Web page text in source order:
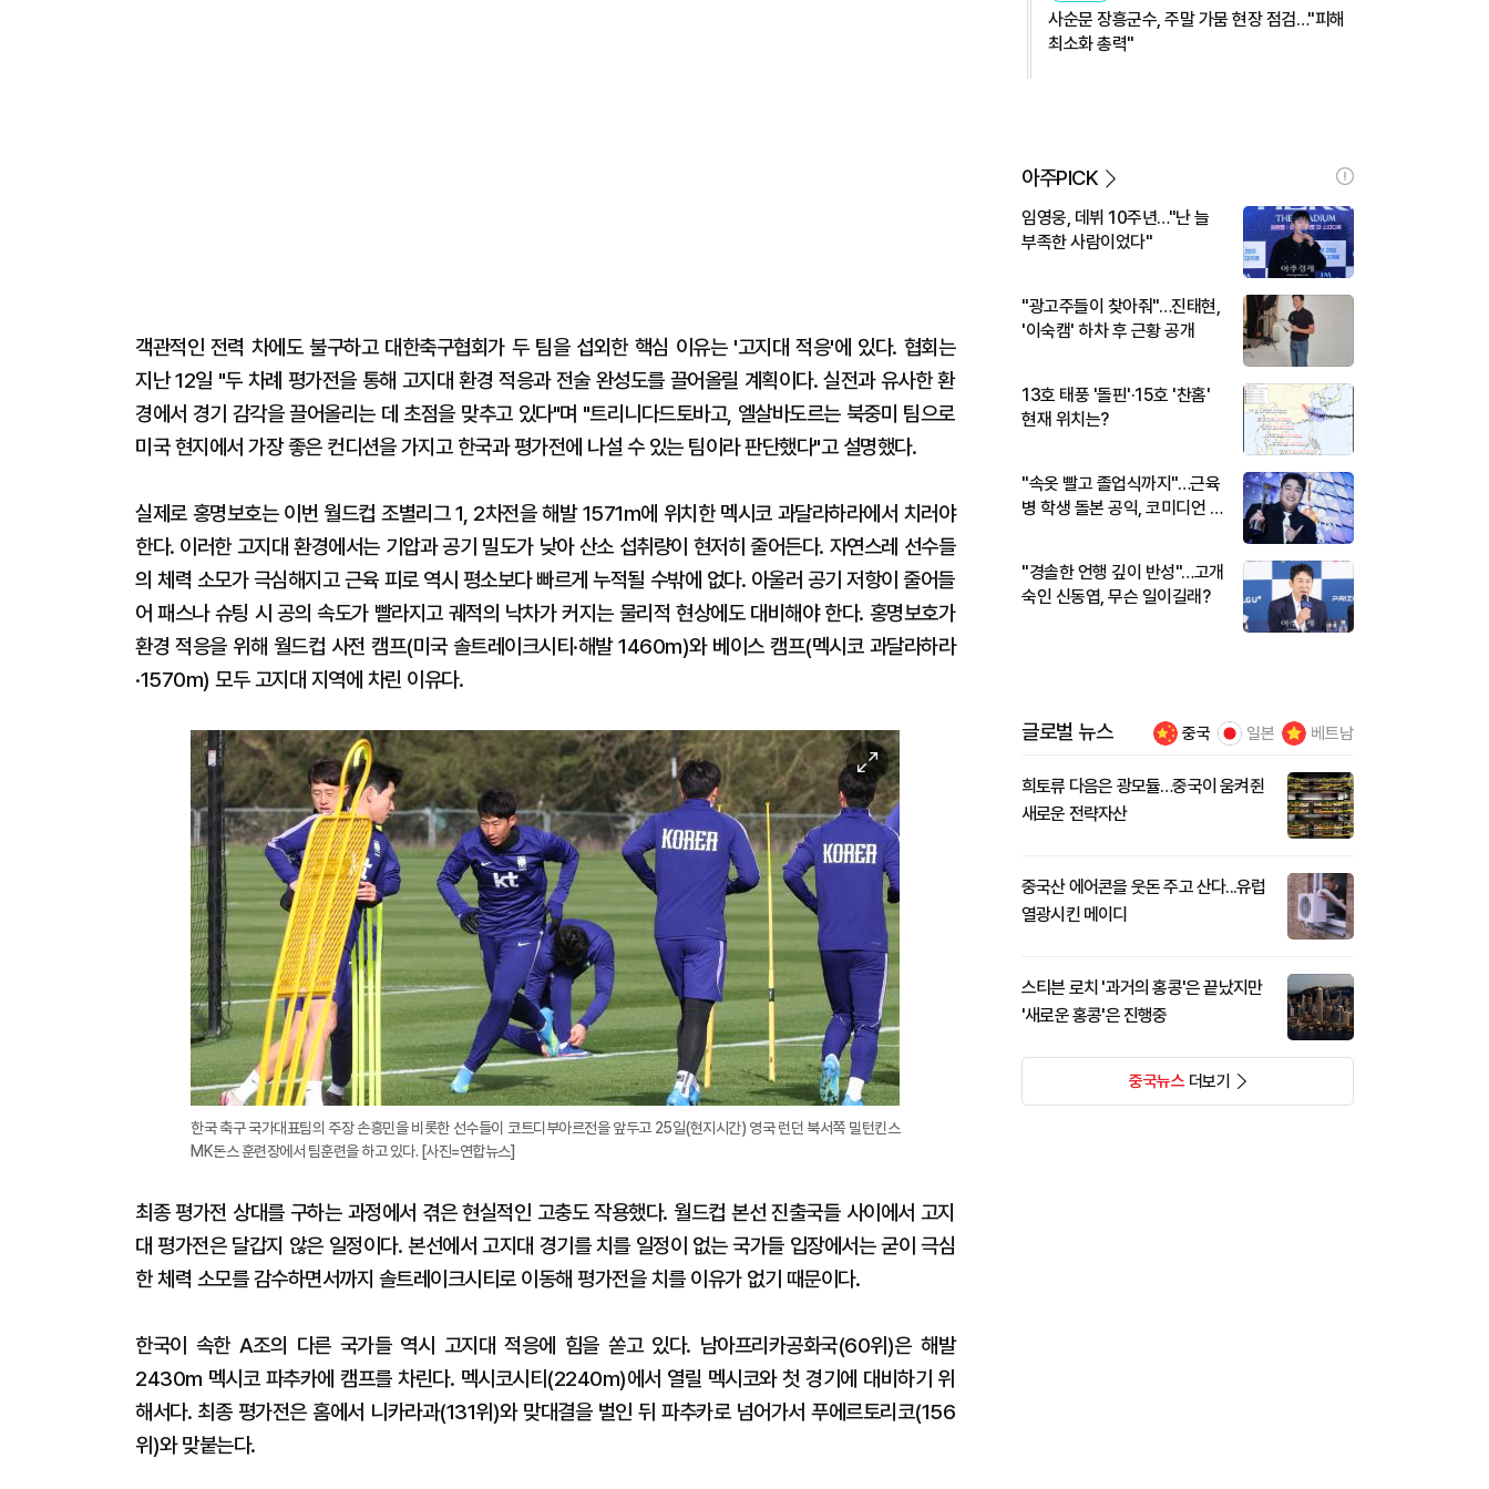
객관적인 전력 차에도 불구하고 대한축구협회가 두 팀을 섭외한 핵심 이유는 '고지대 적응'에 있다. 협회는
지난 12일 "두 차례 평가전을 통해 고지대 환경 적응과 전술 완성도를 끌어올릴 계획이다. 실전과 유사한 환
경에서 경기 감각을 끌어올리는 데 초점을 맞추고 있다"며 "트리니다드토바고, 엘살바도르는 북중미 팀으로
미국 현지에서 가장 좋은 컨디션을 가지고 한국과 평가전에 나설 수 있는 팀이라 판단했다"고 설명했다.
실제로 홍명보호는 이번 월드컵 조별리그 1, 2차전을 해발 1571m에 위치한 멕시코 과달라하라에서 치러야
한다. 이러한 고지대 환경에서는 기압과 공기 밀도가 낮아 산소 섭취량이 현저히 줄어든다. 자연스레 선수들
의 체력 소모가 극심해지고 근육 피로 역시 평소보다 빠르게 누적될 수밖에 없다. 아울러 공기 저항이 줄어들
어 패스나 슈팅 시 공의 속도가 빨라지고 궤적의 낙차가 커지는 물리적 현상에도 대비해야 한다. 홍명보호가
환경 적응을 위해 월드컵 사전 캠프(미국 솔트레이크시티·해발 1460m)와 베이스 캠프(멕시코 과달라하라
·1570m) 모두 고지대 지역에 차린 이유다.
이
미
지
확
한국 축구 국가대표팀의 주장 손흥민을 비롯한 선수들이 코트디부아르전을 앞두고 25일(현지시간) 영국 런던 북서쪽 밀턴킨스
MK돈스 훈련장에서 팀훈련을 하고 있다. [사진=연합뉴스]
최종 평가전 상대를 구하는 과정에서 겪은 현실적인 고충도 작용했다. 월드컵 본선 진출국들 사이에서 고지
대 평가전은 달갑지 않은 일정이다. 본선에서 고지대 경기를 치를 일정이 없는 국가들 입장에서는 굳이 극심
한 체력 소모를 감수하면서까지 솔트레이크시티로 이동해 평가전을 치를 이유가 없기 때문이다.
한국이 속한 A조의 다른 국가들 역시 고지대 적응에 힘을 쏟고 있다. 남아프리카공화국(60위)은 해발
2430m 멕시코 파추카에 캠프를 차린다. 멕시코시티(2240m)에서 열릴 멕시코와 첫 경기에 대비하기 위
해서다. 최종 평가전은 홈에서 니카라과(131위)와 맞대결을 벌인 뒤 파추카로 넘어가서 푸에르토리코(156
위)와 맞붙는다.
사순문 장흥군수, 주말 가뭄 현장 점검…"피해
최소화 총력"
아주PICK
임영웅, 데뷔 10주년…"난 늘
부족한 사람이었다"
"광고주들이 찾아줘"…진태현,
'이숙캠' 하차 후 근황 공개
13호 태풍 '돌핀'·15호 '찬홈'
현재 위치는?
"속옷 빨고 졸업식까지"…근육
병 학생 돌본 공익, 코미디언 김
"경솔한 언행 깊이 반성"…고개
숙인 신동엽, 무슨 일이길래?
글로벌 뉴스 중국 일본 베트남
희토류 다음은 광모듈…중국이 움켜쥔
새로운 전략자산
중국산 에어콘을 웃돈 주고 산다...유럽
열광시킨 메이디
스티븐 로치 '과거의 홍콩'은 끝났지만
'새로운 홍콩'은 진행중
중국뉴스더보기